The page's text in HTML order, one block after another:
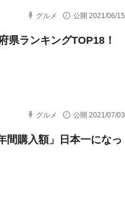
グルメ 公開 2021/06/15
県ランキングTOP18！
グルメ 公開 2021/07/03
間購入額」日本一になっ